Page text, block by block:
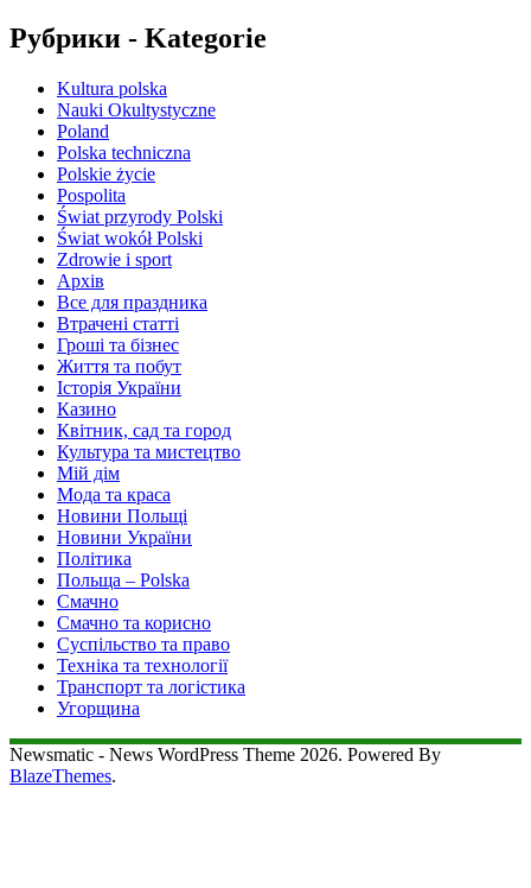
Рубрики - Kategorie
Kultura polska
Nauki Okultystyczne
Poland
Polska techniczna
Polskie życie
Pospolita
Świat przyrody Polski
Świat wokół Polski
Zdrowie i sport
Архів
Все для праздника
Втрачені статті
Гроші та бізнес
Життя та побут
Історія України
Казино
Квітник, сад та город
Культура та мистецтво
Мій дім
Мода та краса
Новини Польщі
Новини України
Політика
Польща – Polska
Смачно
Смачно та корисно
Суспільство та право
Техніка та технології
Транспорт та логістика
Угорщина
Newsmatic - News WordPress Theme 2026. Powered By
BlazeThemes.